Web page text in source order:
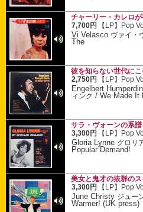
チャーリー・カレロが
7,700円
【LP】 Pop
Vi Velasco ヴァイ・
The
彼を知らない世代にこ
2,750円
【LP】 Pop
Engelbert
ィンク /We Made It
サラ・ヴォーンの系譜
3,300円
【LP】 Pop
Gloria Lynne グロリ
Popular Demand!
美女と鬼才の抜群のス
3,300円
【LP】 Pop
June Christy ジュー
Warmer! (UK press)